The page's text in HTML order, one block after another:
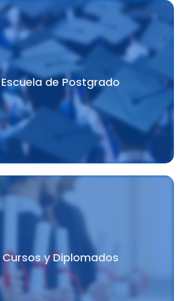
Escuela de Postgrado
Cursos y Diplomados